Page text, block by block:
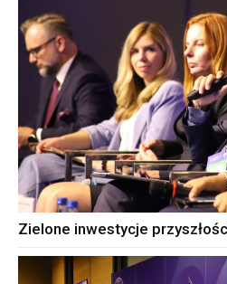
Zielone inwestycje